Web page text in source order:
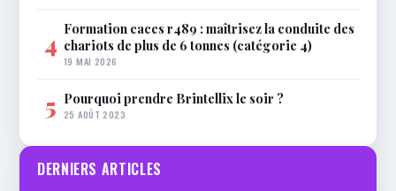
4 Formation caces r489 : maîtrisez la conduite des
chariots de plus de 6 tonnes (catégorie 4)
19 MAI 2026
5 Pourquoi prendre Brintellix le soir ?
25 AOÛT 2023
DERNIERS ARTICLES